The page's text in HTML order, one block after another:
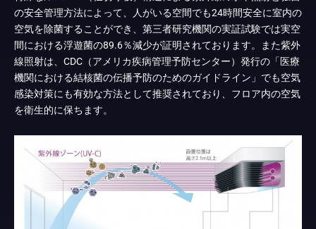
の安全管理方法によって、人がいる空間でも24時間安全に室内の
空気を除菌することができ、第三者研究機関の実証試験では実空
間における浮遊菌の89.6％減少が証明されております。また紫外
線照射は、CDC（アメリカ疾病管理予防センター）発行の「医療
機関における結核菌の伝播予防のためのガイドライン」でも空気
感染対策にも有効な方法として推奨されており、フロア内の空気
を衛生的に保ちます。